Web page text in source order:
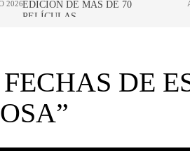
DE